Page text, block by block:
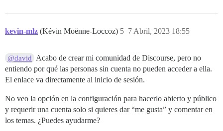
kevin-mlz (Kévin Moënne-Loccoz) 7 Abril, 2023 18:55
5
@david
Acabo de crear mi comunidad de Discourse, pero no
entiendo por qué las personas sin cuenta no pueden acceder a ella.
El enlace va directamente al inicio de sesión.
No veo la opción en la configuración para hacerlo abierto y público
y requerir una cuenta solo si quieres dar “me gusta” y comentar en
los temas. ¿Puedes ayudarme?